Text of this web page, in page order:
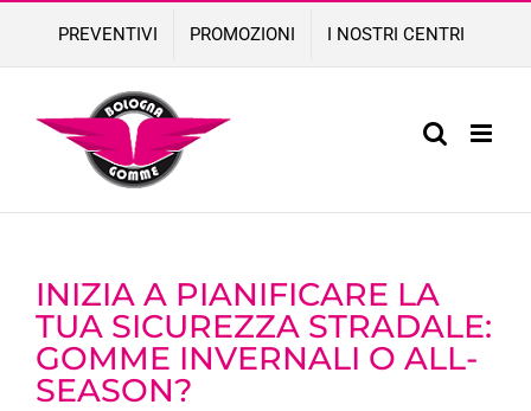
content
PREVENTIVI PROMOZIONI I NOSTRI CENTRI
INIZIA A PIANIFICARE LA
TUA SICUREZZA STRADALE:
GOMME INVERNALI O ALL-
SEASON?